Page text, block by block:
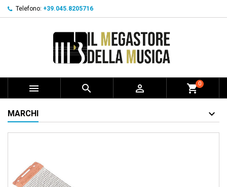
Telefono: +39.045.8205716
   shopping_cart0
MARCHI